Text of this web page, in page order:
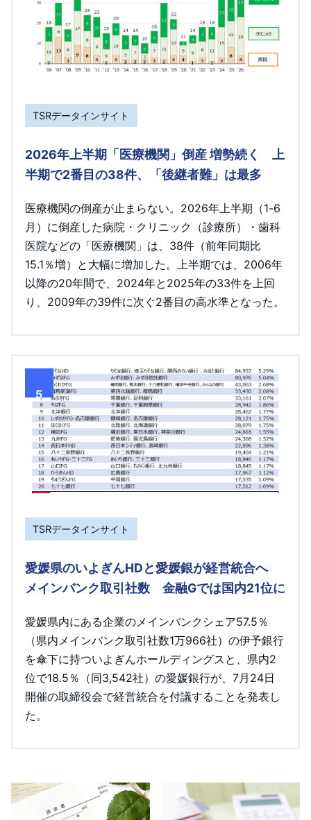
TSRデータインサイト
2026年上半期「医療機関」倒産 増勢続く 上
半期で2番目の38件、「後継者難」は最多
医療機関の倒産が止まらない。2026年上半期（1-6
月）に倒産した病院・クリニック（診療所）・歯科
医院などの「医療機関」は、38件（前年同期比
15.1％増）と大幅に増加した。上半期では、2006年
以降の20年間で、2024年と2025年の33件を上回
り、2009年の39件に次ぐ2番目の高水準となった。
5
TSRデータインサイト
愛媛県のいよぎんHDと愛媛銀が経営統合へ
メインバンク取引社数 金融Gでは国内21位に
愛媛県内にある企業のメインバンクシェア57.5％
（県内メインバンク取引社数1万966社）の伊予銀行
を傘下に持ついよぎんホールディングスと、県内2
位で18.5％（同3,542社）の愛媛銀行が、7月24日
開催の取締役会で経営統合を付議することを発表し
た。